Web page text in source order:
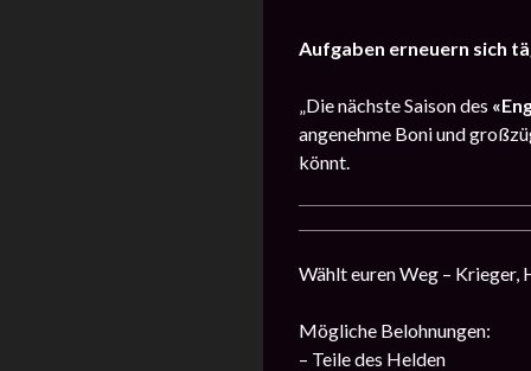
Aufgaben erneuern sich
„Die nächste Saison des
angenehme Boni und
könnt.
Wählt euren Weg – Krieger,
Mögliche Belohnungen:
– Teile des Helden